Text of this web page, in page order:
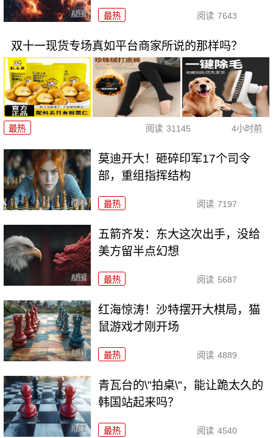
最热 阅读 7643
双十一现货专场真如平台商家所说的那样吗？
最热 阅读 31145 4小时前
莫迪开大！砸碎印军17个司令
部，重组指挥结构
最热 阅读 7197
五箭齐发：东大这次出手，没给
美方留半点幻想
最热 阅读 5687
红海惊涛！沙特摆开大棋局，猫
鼠游戏才刚开场
最热 阅读 4889
青瓦台的\"拍桌\"，能让跪太久的
韩国站起来吗？
最热 阅读 4540